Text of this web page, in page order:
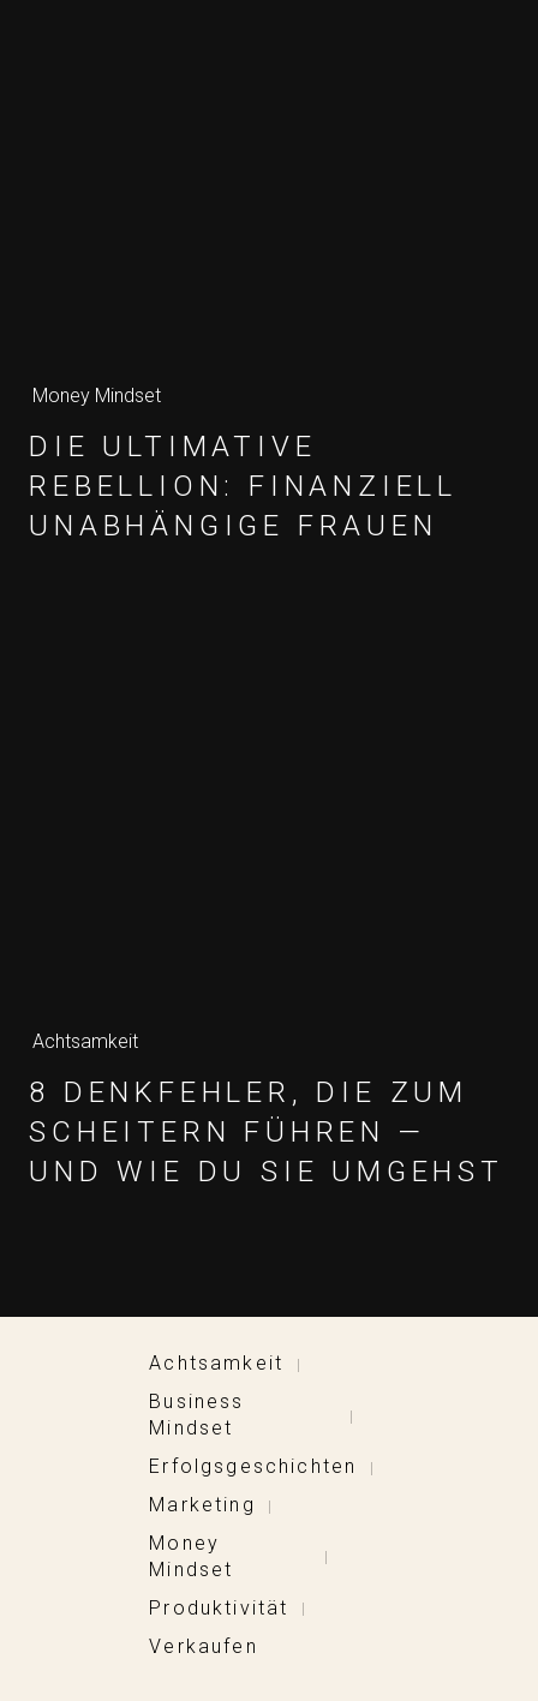
Money Mindset
DIE ULTIMATIVE
REBELLION: FINANZIELL
UNABHÄNGIGE FRAUEN
Achtsamkeit
8 DENKFEHLER, DIE ZUM
SCHEITERN FÜHREN —
UND WIE DU SIE UMGEHST
Achtsamkeit |
Business
Mindset
|
Erfolgsgeschichten |
Marketing |
Money
Mindset
|
Produktivität |
Verkaufen